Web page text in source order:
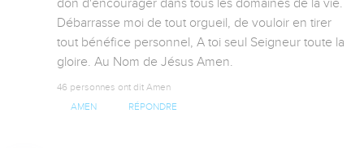
don d'encourager dans tous les domaines de la vie.
Débarrasse moi de tout orgueil, de vouloir en tirer
tout bénéfice personnel, A toi seul Seigneur toute la
gloire. Au Nom de Jésus Amen.
46 personnes ont dit Amen
AMEN RÉPONDRE